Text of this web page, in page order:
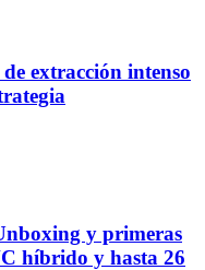
extracción intenso
y primeras
híbrido y hasta 26